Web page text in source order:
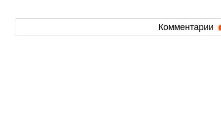
Комментарии